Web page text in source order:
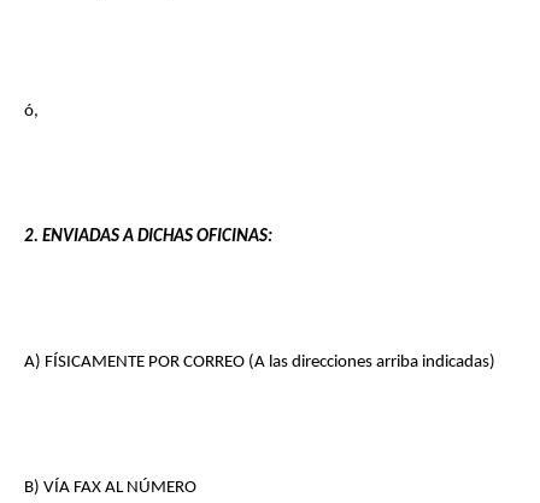
ó,
2. ENVIADAS A DICHAS OFICINAS:
A) FÍSICAMENTE POR CORREO (A las direcciones arriba indicadas)
B) VÍA FAX AL NÚMERO